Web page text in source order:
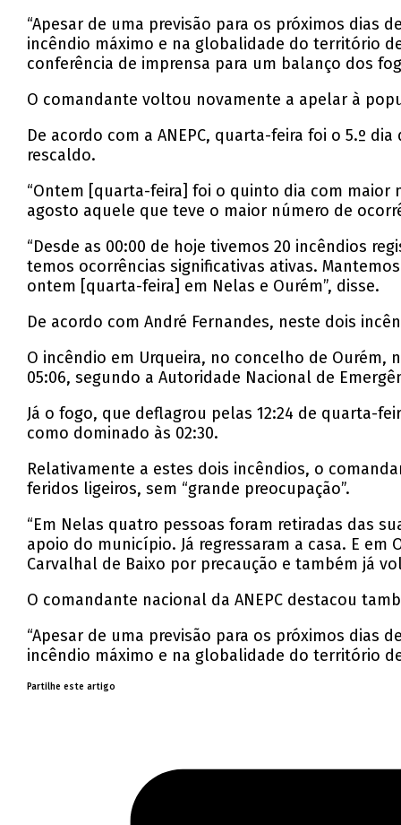
“Apesar de uma previsão para os próximos dias
incêndio máximo e na globalidade do território
conferência de imprensa para um balanço dos
O comandante voltou novamente a apelar à
De acordo com a ANEPC, quarta-feira foi o 5.º
rescaldo.
“Ontem [quarta-feira] foi o quinto dia com maior
agosto aquele que teve o maior número de
“Desde as 00:00 de hoje tivemos 20 incêndios
temos ocorrências significativas ativas.
ontem [quarta-feira] em Nelas e Ourém”, disse.
De acordo com André Fernandes, neste dois
O incêndio em Urqueira, no concelho de
05:06, segundo a Autoridade Nacional de
Já o fogo, que deflagrou pelas 12:24 de quarta-
como dominado às 02:30.
Relativamente a estes dois incêndios, o
feridos ligeiros, sem “grande preocupação”.
“Em Nelas quatro pessoas foram retiradas das
apoio do município. Já regressaram a casa. E
Carvalhal de Baixo por precaução e também já
O comandante nacional da ANEPC destacou
“Apesar de uma previsão para os próximos dias
incêndio máximo e na globalidade do território
Partilhe este artigo